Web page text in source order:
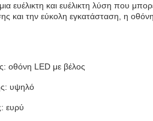
ευέλικτη και ευέλικτη λύση που
την εύκολη εγκατάσταση, η οθόνη
οθόνη LED με βέλος
υψηλό
ευρύ